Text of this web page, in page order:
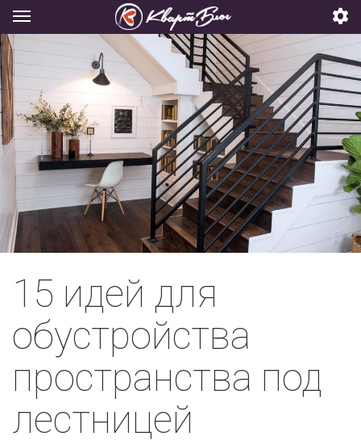
15 идей для
обустройства
пространства под
лестницей